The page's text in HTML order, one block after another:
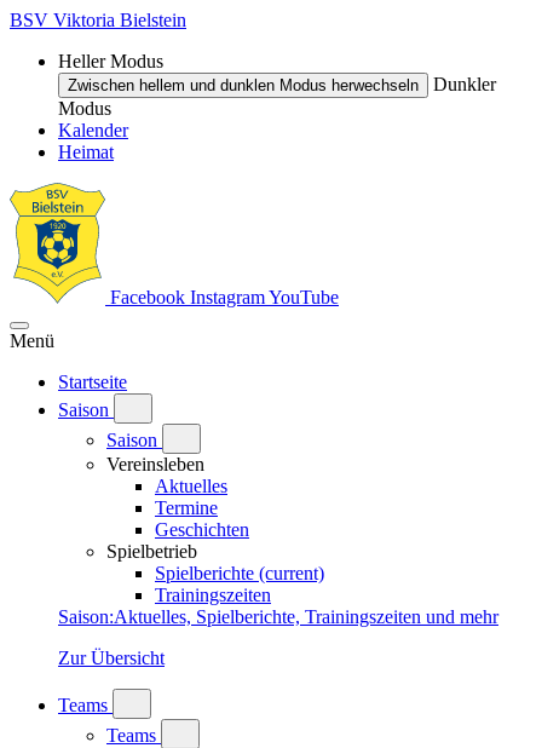
BSV Viktoria Bielstein
Heller Modus
Zwischen hellem und dunklen Modus herwechseln
Dunkler
Modus
Kalender
Heimat
Facebook InstagramYouTube
Menü
Startseite
Saison
Saison
Vereinsleben
Aktuelles
Termine
Geschichten
Spielbetrieb
Spielberichte (current)
Trainingszeiten
Saison:Aktuelles, Spielberichte, Trainingszeiten und mehr
Zur Übersicht
Teams
Teams